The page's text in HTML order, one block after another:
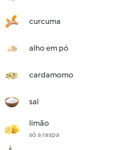
curcuma
alho em pó
cardamomo
sal
limão
só a raspa